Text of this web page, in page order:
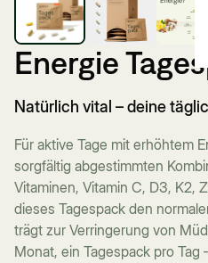
Energie
Natürlich vital – deine
Für aktive Tage mit erhöhtem
sorgfältig abgestimmten
Vitaminen, Vitamin C, D3, K2,
dieses Tagespack den
trägt zur Verringerung von
Monat, ein Tagespack pro Tag